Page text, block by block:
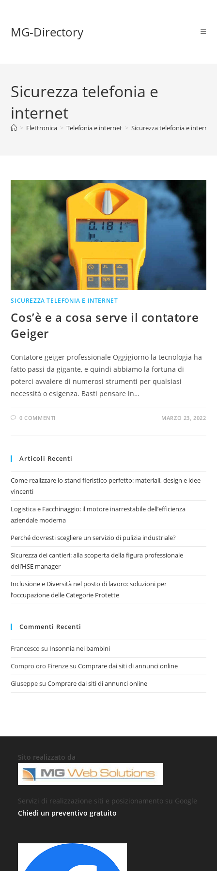
MG-Directory
Sicurezza telefonia e
internet
> Elettronica > Telefonia e internet > Sicurezza telefonia e internet
SICUREZZA TELEFONIA E INTERNET
Cos’è e a cosa serve il contatore
Geiger
Contatore geiger professionale Oggigiorno la tecnologia ha
fatto passi da gigante, e quindi abbiamo la fortuna di
poterci avvalere di numerosi strumenti per qualsiasi
necessità o esigenza. Basti pensare in…
0 COMMENTI MARZO 23, 2022
Articoli Recenti
Come realizzare lo stand fieristico perfetto: materiali, design e idee
vincenti
Logistica e Facchinaggio: il motore inarrestabile dell’efficienza
aziendale moderna
Perché dovresti scegliere un servizio di pulizia industriale?
Sicurezza dei cantieri: alla scoperta della figura professionale
dell’HSE manager
Inclusione e Diversità nel posto di lavoro: soluzioni per
l’occupazione delle Categorie Protette
Commenti Recenti
Francesco su Insonnia nei bambini
Compro oro FirenzesuComprare dai siti di annunci online
GiuseppesuComprare dai siti di annunci online
Sito realizzato da
Servizi di realizzazione siti e posizionamento su Google
Chiedi un preventivo gratuito